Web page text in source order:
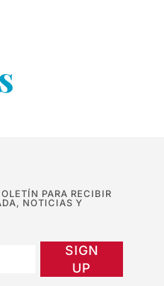
PARA RECIBIR
NOTICIAS Y
SIGN
UP